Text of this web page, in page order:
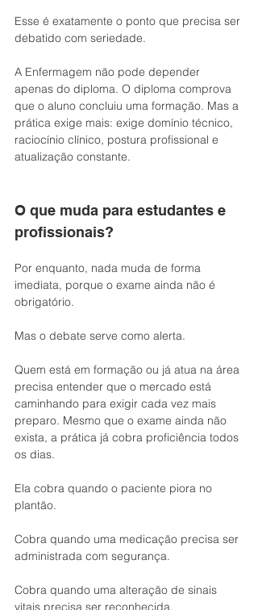
Esse é exatamente o ponto que precisa ser
debatido com seriedade.
A Enfermagem não pode depender
apenas do diploma. O diploma comprova
que o aluno concluiu uma formação. Mas a
prática exige mais: exige domínio técnico,
raciocínio clínico, postura profissional e
atualização constante.
O que muda para estudantes e
profissionais?
Por enquanto, nada muda de forma
imediata, porque o exame ainda não é
obrigatório.
Mas o debate serve como alerta.
Quem está em formação ou já atua na área
precisa entender que o mercado está
caminhando para exigir cada vez mais
preparo. Mesmo que o exame ainda não
exista, a prática já cobra proficiência todos
os dias.
Ela cobra quando o paciente piora no
plantão.
Cobra quando uma medicação precisa ser
administrada com segurança.
Cobra quando uma alteração de sinais
vitais precisa ser reconhecida.